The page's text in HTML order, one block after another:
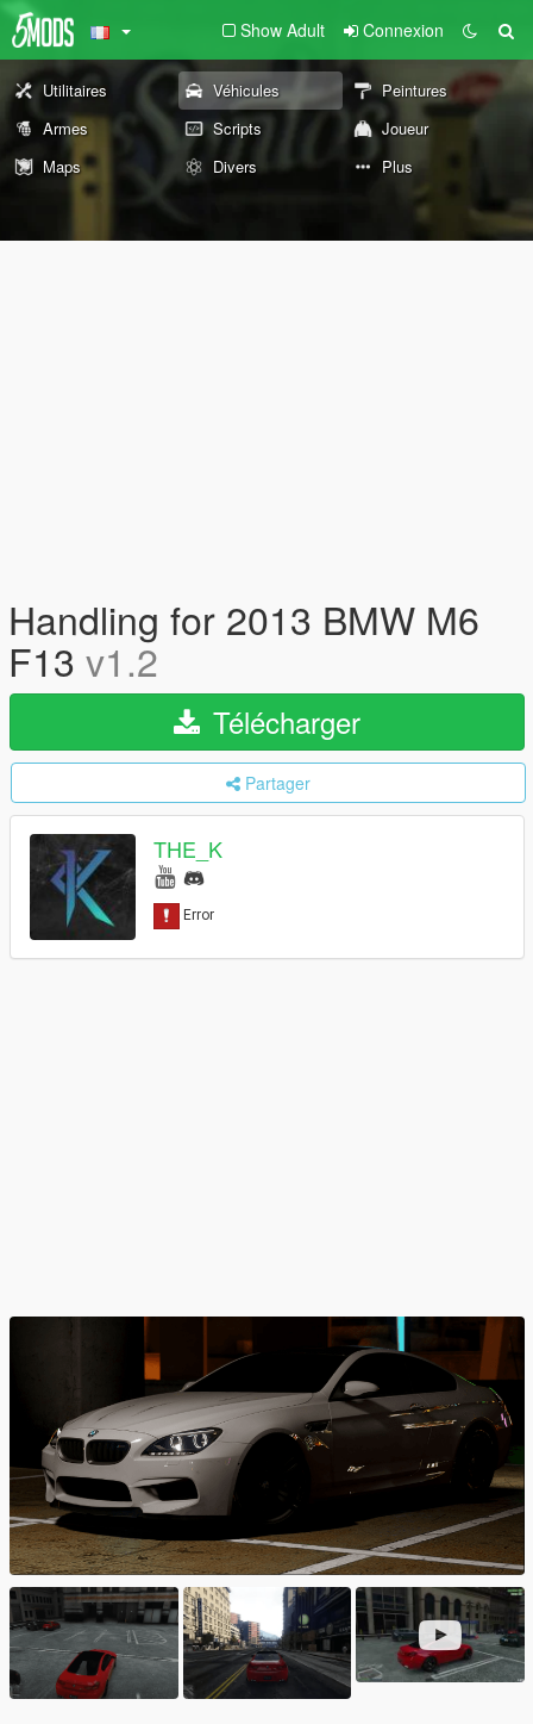
Show Adult Connexion
Utilitaires Véhicules
Peintures
Armes
Scripts
Joueur
Maps
Divers Plus
Handling for 2013 BMW M6
F13 v1.2
Télécharger
Partager
THE_K